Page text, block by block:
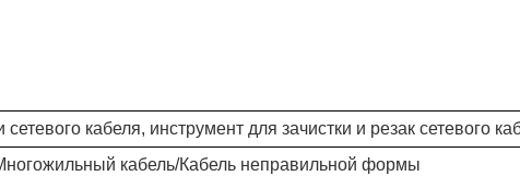
кабеля, инструмент для зачистки и резак сетевого
кабель/Кабель неправильной формы